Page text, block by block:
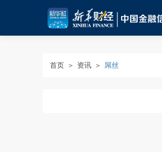
首页 ＞ 资讯 ＞ 屌丝